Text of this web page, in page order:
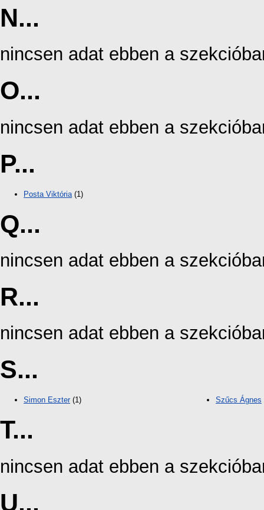
N...
nincsen adat ebben a
O...
nincsen adat ebben a
P...
Posta Viktória (1)
Q...
nincsen adat ebben a
R...
nincsen adat ebben a
S...
Simon Eszter(1) Szűcs Ágnes
T...
nincsen adat ebben a
U...